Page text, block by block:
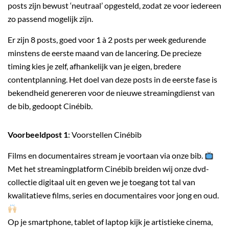
posts zijn bewust ‘neutraal’ opgesteld, zodat ze voor iedereen
zo passend mogelijk zijn.
Er zijn 8 posts, goed voor 1 à 2 posts per week gedurende
minstens de eerste maand van de lancering. De precieze
timing kies je zelf, afhankelijk van je eigen, bredere
contentplanning. Het doel van deze posts in de eerste fase is
bekendheid genereren voor de nieuwe streamingdienst van
de bib, gedoopt Cinébib.
Voorbeeldpost 1: Voorstellen Cinébib
Films en documentaires stream je voortaan via onze bib.
Met het streamingplatform Cinébib breiden wij onze dvd-
collectie digitaal uit en geven we je toegang tot tal van
kwalitatieve films, series en documentaires voor jong en oud.
Op je smartphone, tablet of laptop kijk je artistieke cinema,